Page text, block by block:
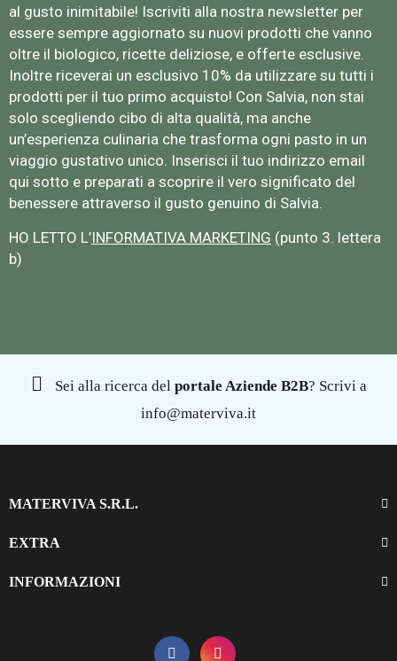
al gusto inimitabile! Iscriviti alla nostra newsletter per
essere sempre aggiornato su nuovi prodotti che vanno
oltre il biologico, ricette deliziose, e offerte esclusive.
Inoltre riceverai un esclusivo 10% da utilizzare su tutti i
prodotti per il tuo primo acquisto! Con Salvia, non stai
solo scegliendo cibo di alta qualità, ma anche
un’esperienza culinaria che trasforma ogni pasto in un
viaggio gustativo unico. Inserisci il tuo indirizzo email
qui sotto e preparati a scoprire il vero significato del
benessere attraverso il gusto genuino di Salvia.
HO LETTO L’INFORMATIVA MARKETING (punto 3. lettera
b)
Sei alla ricerca del portale Aziende B2B? Scrivi a
info@materviva.it
MATERVIVA S.R.L.
EXTRA
INFORMAZIONI